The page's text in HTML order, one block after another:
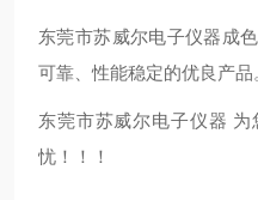
东莞市苏威尔电子仪器成
可靠、性能稳定的优良产品
东莞市苏威尔电子仪器
忧！！！